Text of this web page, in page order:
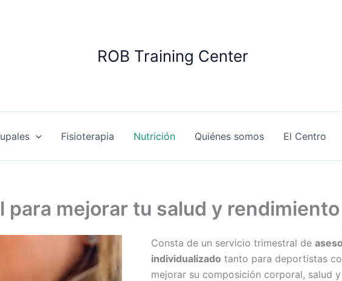
ROB Training Center
Fisioterapia Nutrición Quiénes somos El Centro
mejorar tu salud y rendimiento
Consta de un servicio trimestral de
individualizado tanto para deportistas
mejorar su composición corporal, salud